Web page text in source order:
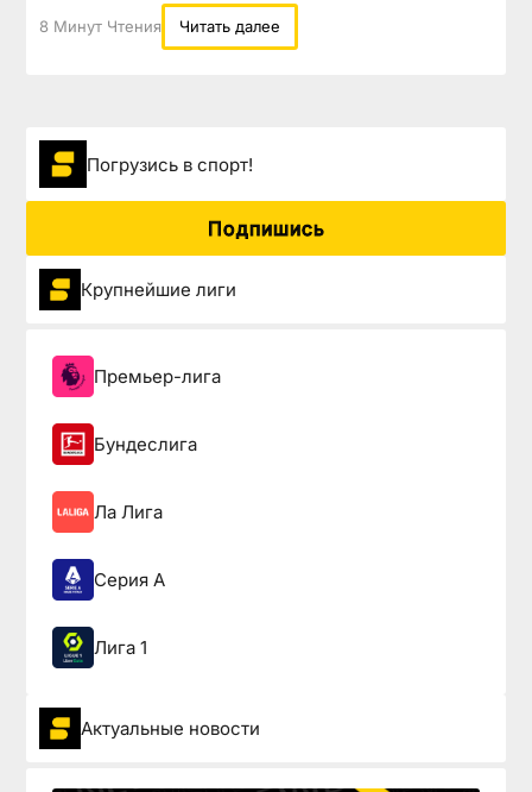
8 Минут Чтения Читать далее
Погрузиcь в спорт!
Подпишись
Крупнейшие лиги
Премьер-лига
Бундеслига
Ла Лига
Серия А
Лига 1
Актуальные новости